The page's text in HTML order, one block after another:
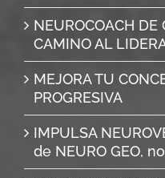
NEUROCOACH DE
CAMINO AL
MEJORA TU
PROGRESIVA
IMPULSA
de NEURO GEO,